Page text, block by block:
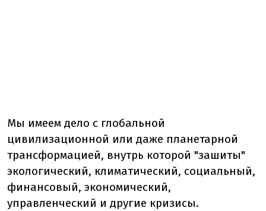
Мы имеем дело с глобальной
цивилизационной или даже планетарной
трансформацией, внутрь которой "зашиты"
экологический, климатический, социальный,
финансовый, экономический,
управленческий и другие кризисы.